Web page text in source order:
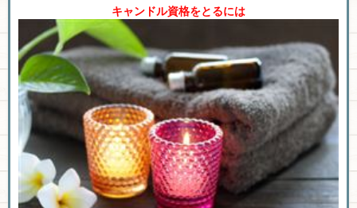
キャンドル資格をとるには